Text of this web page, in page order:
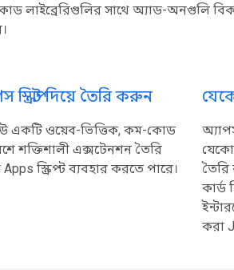
লাইব্রেরিগুলির সাথে অ্যাড-অনগুলি
স্ক্রিপ্ট দিয়ে তৈরি করুন
একটি ওয়েব-ভিত্তিক, কম-কোড
শক্তিশালী এক্সটেনশন তৈরি
স্ক্রিপ্ট ব্যবহার করতে পারে।
কার্ড
করা